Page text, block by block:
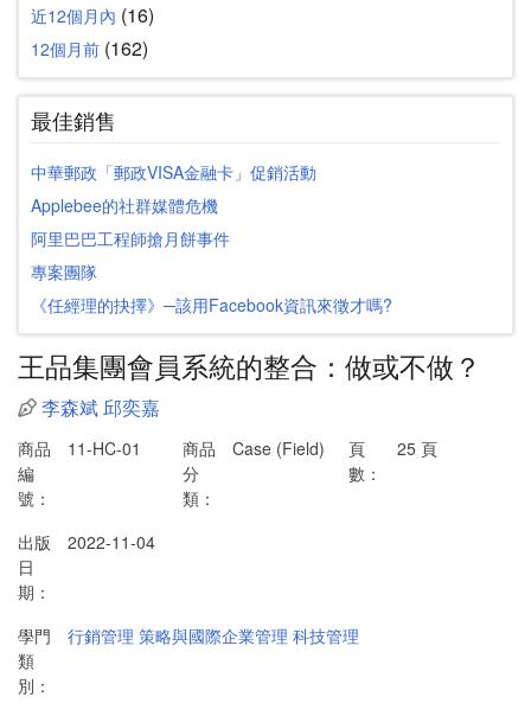
近12個月內 (16)
12個月前 (162)
最佳銷售
中華郵政「郵政VISA金融卡」促銷活動
Applebee的社群媒體危機
阿里巴巴工程師搶月餅事件
專案團隊
《任經理的抉擇》─該用Facebook資訊來徵才嗎?
王品集團會員系統的整合：做或不做？
李森斌邱奕嘉
商品
編
號：
11-HC-01
商品
分
類：
Case (Field)
頁
數：
25 頁
出版
日
期：
2022-11-04
學門
類
別：
行銷管理 策略與國際企業管理 科技管理